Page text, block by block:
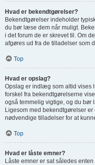
Hvad er bekendtgørelser?
Bekendtgørelser indeholder
du bør læse dem når muligt.
i det forum de er skrevet til. Om
afgøres ud fra de tilladelser som
Top
Hvad er opslag?
Opslag er indlæg som altid vises
forskel fra bekendtgørelserne
også temmelig vigtige, og du
Ligesom med bekendtgørelser
nødvendige tilladelser for at
Top
Hvad er låste emner?
Låste emner er sat således